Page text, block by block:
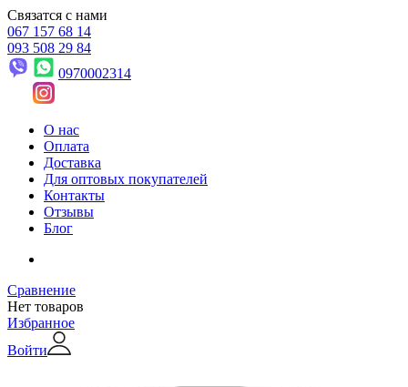
Связатся с нами
067 157 68 14
093 508 29 84
0970002314
О нас
Оплата
Доставка
Для оптовых покупателей
Контакты
Отзывы
Блог
Сравнение
Нет товаров
Избранное
Войти